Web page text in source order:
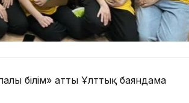
білім» атты Ұлттық баяндама